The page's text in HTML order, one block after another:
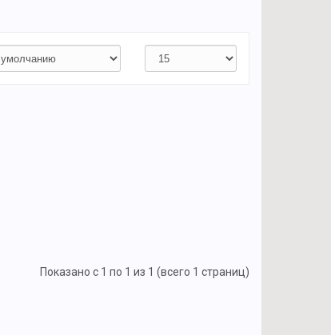
Показано с 1 по 1 из 1 (всего 1 страниц)